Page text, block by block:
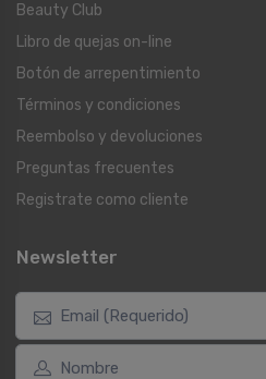
Beauty Club
Libro de quejas on-line
Botón de arrepentimiento
Términos y condiciones
Reembolso y devoluciones
Preguntas frecuentes
Registrate como cliente
Newsletter